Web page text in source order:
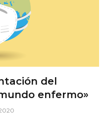
del
enfermo»